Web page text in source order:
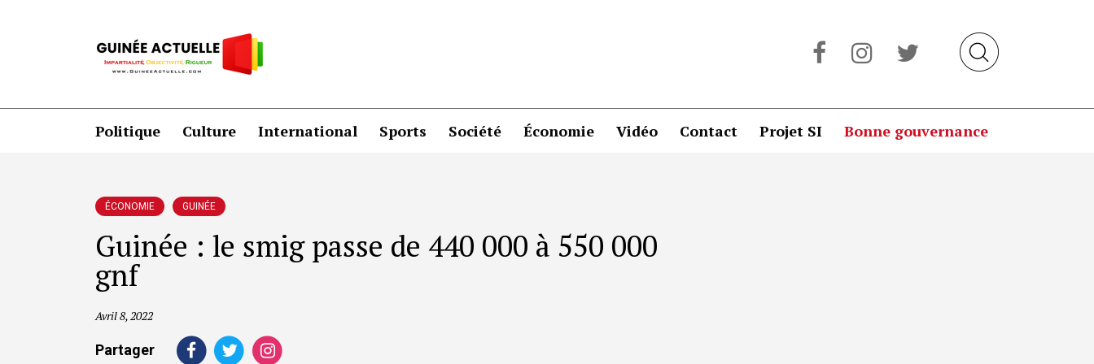
Politique Culture International Sports Société Économie Vidéo Contact Projet SI Bonne gouvernance
ÉCONOMIE GUINÉE
Guinée : le smig passe de 440 000 à 550 000
gnf
Avril 8, 2022
Partager